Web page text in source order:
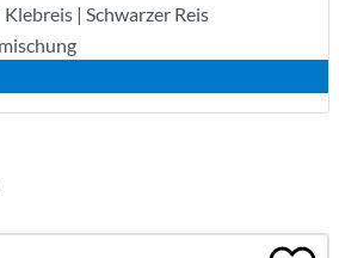
| Schwarzer Reis